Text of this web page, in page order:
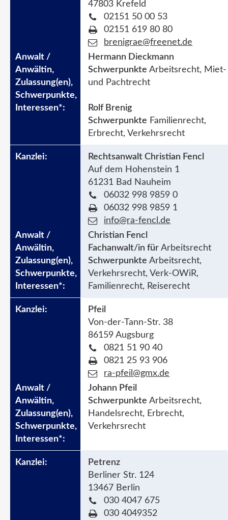
47803 Krefeld
02151 50 00 53
02151 619 80 80
brenigrae@freenet.de
Hermann Dieckmann
Schwerpunkte Arbeitsrecht, Miet-
und Pachtrecht
Rolf Brenig
Schwerpunkte Familienrecht,
Erbrecht, Verkehrsrecht
Rechtsanwalt Christian Fencl
Auf dem Hohenstein 1
61231 Bad Nauheim
06032 998 9859 0
06032 998 9859 1
info@ra-fencl.de
Christian Fencl
Fachanwalt/in für Arbeitsrecht
Schwerpunkte Arbeitsrecht,
Verkehrsrecht, Verk-OWiR,
Familienrecht, Reiserecht
Pfeil
Von-der-Tann-Str. 38
86159 Augsburg
0821 51 90 40
0821 25 93 906
ra-pfeil@gmx.de
Johann Pfeil
Schwerpunkte Arbeitsrecht,
Handelsrecht, Erbrecht,
Verkehrsrecht
Petrenz
Berliner Str. 124
13467 Berlin
030 4047 675
030 4049352